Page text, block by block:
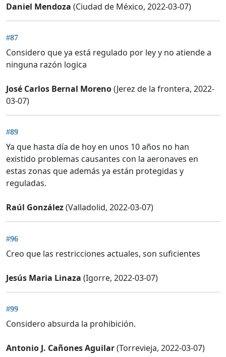
Daniel Mendoza (Ciudad de México, 2022-03-07)
#87
Considero que ya está regulado por ley y no atiende a
ninguna razón logica
José Carlos Bernal Moreno(Jerez de la frontera, 2022-
03-07)
#89
Ya que hasta día de hoy en unos 10 años no han
existido problemas causantes con la aeronaves en
estas zonas que además ya están protegidas y
reguladas.
Raúl González(Valladolid, 2022-03-07)
#96
Creo que las restricciones actuales, son suficientes
Jesús Maria Linaza (Igorre, 2022-03-07)
#99
Considero absurda la prohibición.
Antonio J. Cañones Aguilar(Torrevieja, 2022-03-07)